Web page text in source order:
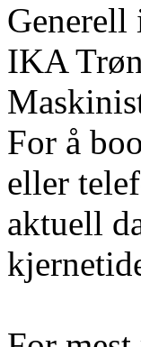
Generell
IKA
For å
eller
aktuell